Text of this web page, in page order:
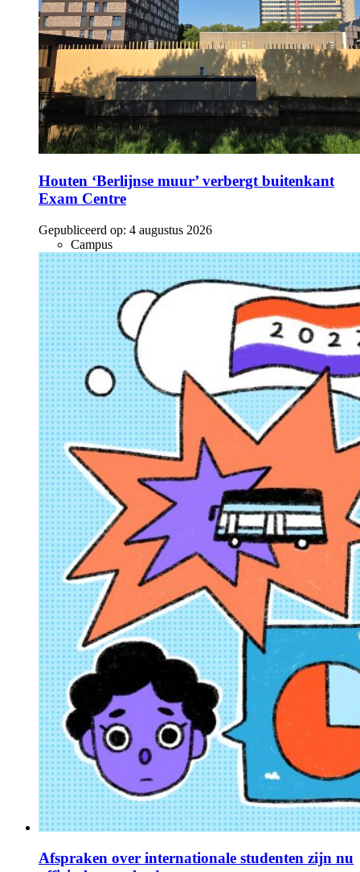
Houten ‘Berlijnse muur’ verbergt buitenkant
Exam Centre
Gepubliceerd op: 4 augustus 2026
Campus
Afspraken over internationale studenten zijn nu